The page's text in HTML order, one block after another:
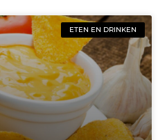
ETEN EN DRINKEN